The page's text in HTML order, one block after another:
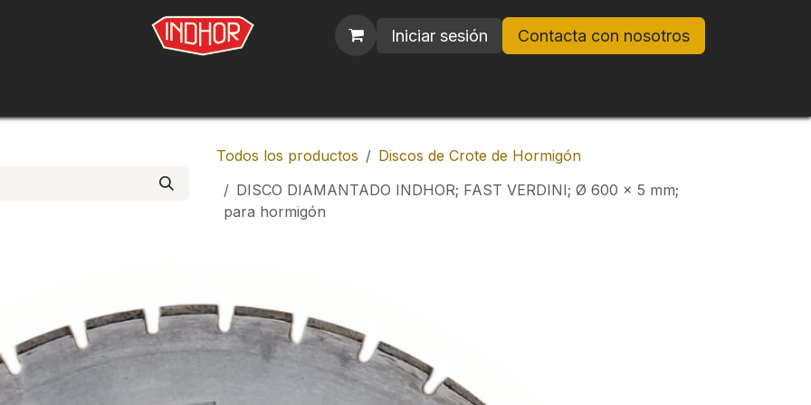
Iniciar sesión Contacta con nosotros
Todos los productos
Discos de Crote de Hormigón
DISCO DIAMANTADO INDHOR; FAST VERDINI; Ø 600 x 5 mm;
para hormigón